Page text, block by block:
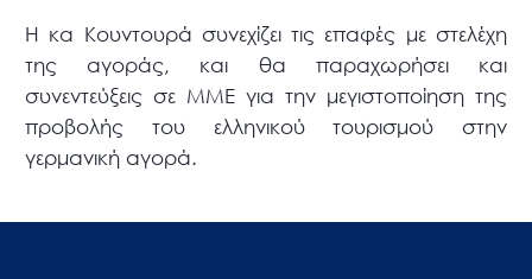
Η κα Κουντουρά συνεχίζει τις επαφές με στελέχη
της αγοράς, και θα παραχωρήσει και
συνεντεύξεις σε ΜΜΕ για την μεγιστοποίηση της
προβολής του ελληνικού τουρισμού στην
γερμανική αγορά.